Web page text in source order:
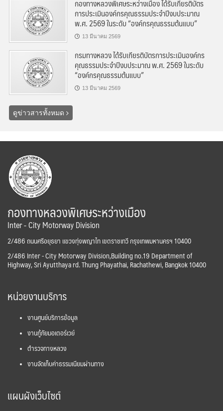
กองทางหลวงพิเศษระหว่างเมือง ได้รับเกียรติบัตร
การประเมินองค์กรคุณธรรมประจำปีงบประมาณ
พ.ศ. 2569 ในระดับ “องค์กรคุณธรรมต้นแบบ”
13 มีนาคม 2569
กรมทางหลวง ได้รับเกียรติบัตรการประเมินองค์กร
คุณธรรมประจำปีงบประมาณ พ.ศ. 2569 ในระดับ
“องค์กรคุณธรรมต้นแบบ”
13 มีนาคม 2569
ดูข่าวสารทั้งหมด
กองทางหลวงพิเศษระหว่างเมือง
Inter - City Motorway Division
2/486 ถนนศรีอยุธยา แขวงทุ่งพญาไท เขตราชเทวี กรุงเทพมหานครฯ 10400
2/486 Inter - City Motorway Division,Building no.19 Department of
Highway, Sri Ayutthaya rd. Thung Phayathai, Rachathewi, Bangkok 10400
หน่วยงานบริการ
งานศูนย์บริการข้อมูล
งานกู้ภัยมอเตอร์เวย์
ตำรวจทางหลวง
งานจัดเก็บค่าธรรมเนียมผ่านทาง
แผนผังเว็บไซต์